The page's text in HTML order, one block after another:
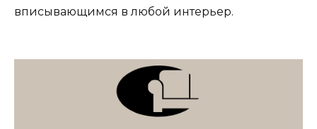
вписывающимся в любой интерьер.